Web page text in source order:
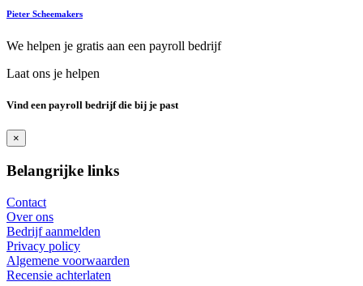
Pieter Scheemakers
We helpen je gratis aan een payroll bedrijf
Laat ons je helpen
Vind een payroll bedrijf die bij je past
×
Belangrijke links
Contact
Over ons
Bedrijf aanmelden
Privacy policy
Algemene voorwaarden
Recensie achterlaten